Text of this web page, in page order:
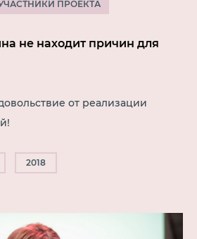
ПРОЕКТА
не находит причин для
от реализации
2018